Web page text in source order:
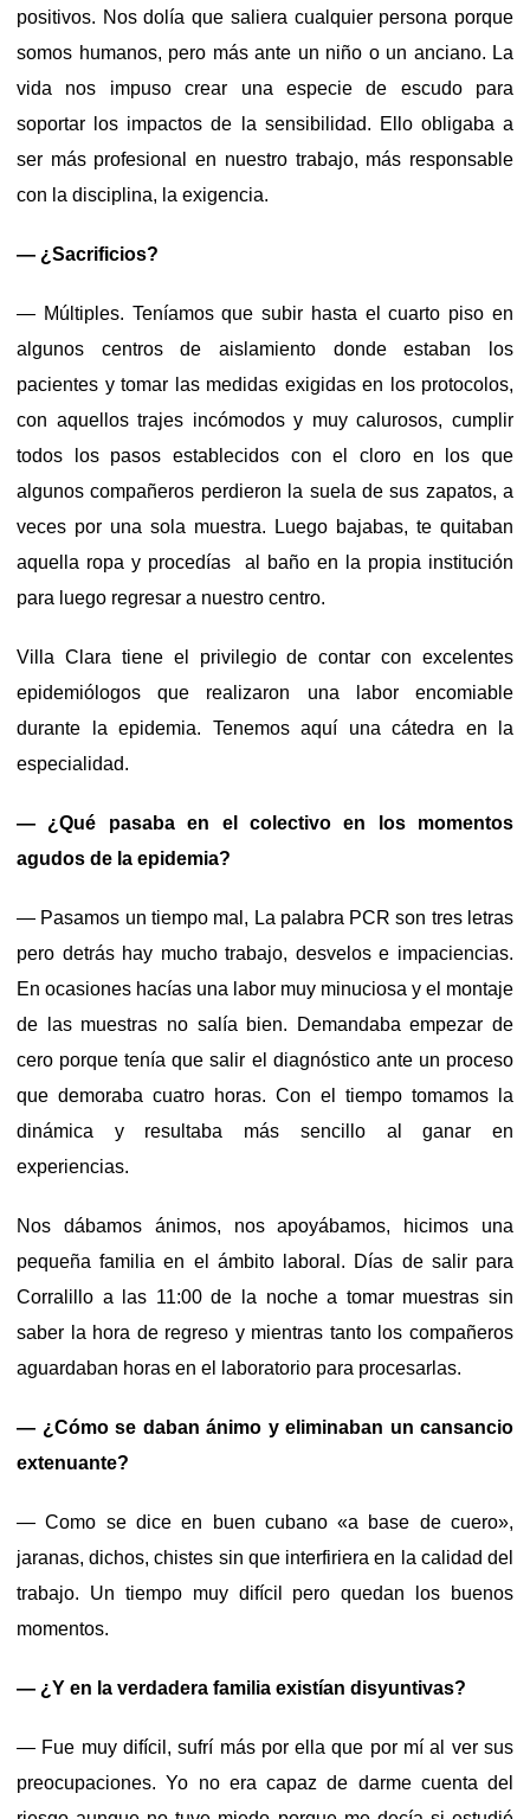
positivos. Nos dolía que saliera cualquier persona porque
somos humanos, pero más ante un niño o un anciano. La
vida nos impuso crear una especie de escudo para
soportar los impactos de la sensibilidad. Ello obligaba a
ser más profesional en nuestro trabajo, más responsable
con la disciplina, la exigencia.
— ¿Sacrificios?
— Múltiples. Teníamos que subir hasta el cuarto piso en
algunos centros de aislamiento donde estaban los
pacientes y tomar las medidas exigidas en los protocolos,
con aquellos trajes incómodos y muy calurosos, cumplir
todos los pasos establecidos con el cloro en los que
algunos compañeros perdieron la suela de sus zapatos, a
veces por una sola muestra. Luego bajabas, te quitaban
aquella ropa y procedías al baño en la propia institución
para luego regresar a nuestro centro.
Villa Clara tiene el privilegio de contar con excelentes
epidemiólogos que realizaron una labor encomiable
durante la epidemia. Tenemos aquí una cátedra en la
especialidad.
— ¿Qué pasaba en el colectivo en los momentos
agudos de la epidemia?
— Pasamos un tiempo mal, La palabra PCR son tres letras
pero detrás hay mucho trabajo, desvelos e impaciencias.
En ocasiones hacías una labor muy minuciosa y el montaje
de las muestras no salía bien. Demandaba empezar de
cero porque tenía que salir el diagnóstico ante un proceso
que demoraba cuatro horas. Con el tiempo tomamos la
dinámica y resultaba más sencillo al ganar en
experiencias.
Nos dábamos ánimos, nos apoyábamos, hicimos una
pequeña familia en el ámbito laboral. Días de salir para
Corralillo a las 11:00 de la noche a tomar muestras sin
saber la hora de regreso y mientras tanto los compañeros
aguardaban horas en el laboratorio para procesarlas.
— ¿Cómo se daban ánimo y eliminaban un cansancio
extenuante?
— Como se dice en buen cubano «a base de cuero»,
jaranas, dichos, chistes sin que interfiriera en la calidad del
trabajo. Un tiempo muy difícil pero quedan los buenos
momentos.
— ¿Y en la verdadera familia existían disyuntivas?
— Fue muy difícil, sufrí más por ella que por mí al ver sus
preocupaciones. Yo no era capaz de darme cuenta del